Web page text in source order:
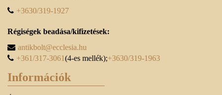
+3630/319-1927
Régiségek beadása/kifizetések:
antikbolt@ecclesia.hu
+361/317-3061(4-es mellék);+3630/319-1963
Információk